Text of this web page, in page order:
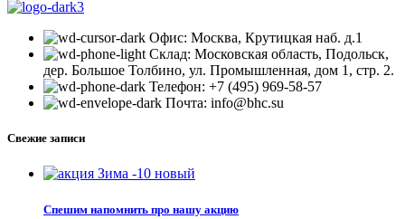
Офис: Москва, Крутицкая наб. д.1
Склад: Московская область, Подольск,
дер. Большое Толбино, ул. Промышленная, дом 1, стр. 2.
Телефон: +7 (495) 969-58-57
Почта: info@bhc.su
Свежие записи
Спешим напомнить про нашу акцию